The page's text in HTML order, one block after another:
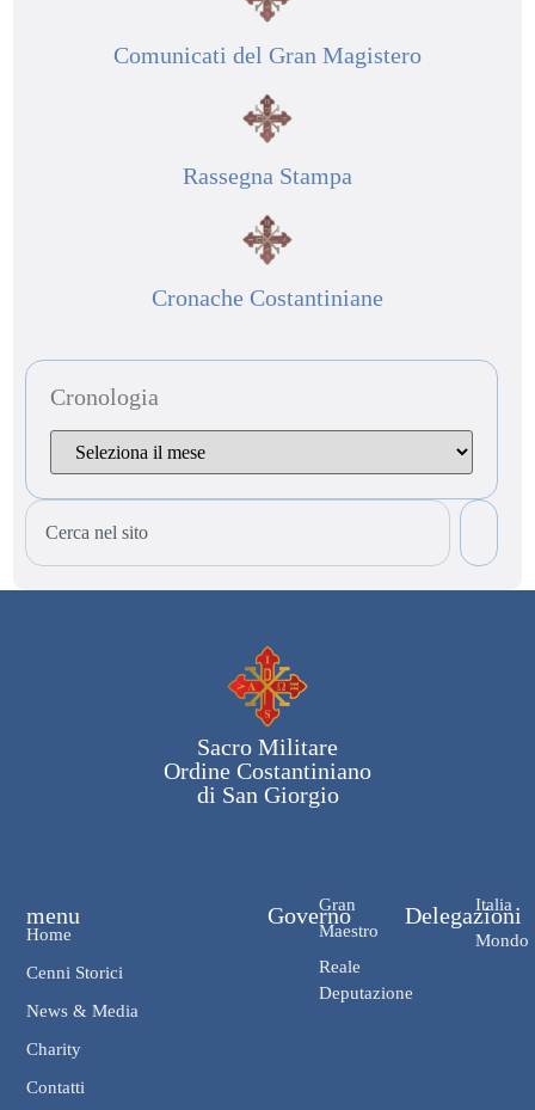
Comunicati del Gran Magistero
Rassegna Stampa
Cronache Costantiniane
Cronologia
Sacro Militare
Ordine Costantiniano
di San Giorgio
Governo
Gran
Maestro
Reale
Deputazione
Delegazioni
Italia
Mondo
menu
Home
Cenni Storici
News & Media
Charity
Contatti